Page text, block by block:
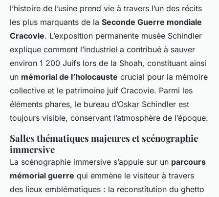
l’histoire de l’usine prend vie à travers l’un des récits
les plus marquants de la Seconde Guerre mondiale
Cracovie. L’exposition permanente musée Schindler
explique comment l’industriel a contribué à sauver
environ 1 200 Juifs lors de la Shoah, constituant ainsi
un mémorial de l’holocauste crucial pour la mémoire
collective et le patrimoine juif Cracovie. Parmi les
éléments phares, le bureau d’Oskar Schindler est
toujours visible, conservant l’atmosphère de l’époque.
Salles thématiques majeures et scénographie
immersive
La scénographie immersive s’appuie sur un parcours
mémorial guerre qui emmène le visiteur à travers
des lieux emblématiques : la reconstitution du ghetto